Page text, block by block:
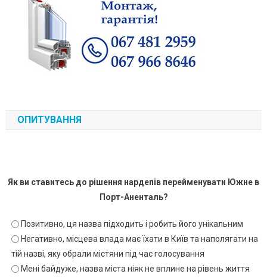
ОПИТУВАННЯ
Як ви ставитесь до рішення нардепів перейменувати Южне в
Порт-Аненталь?
Позитивно, ця назва підходить і робить його унікальним
Негативно, місцева влада має їхати в Київ та наполягати на
тій назві, яку обрали містяни під час голосування
Мені байдуже, назва міста ніяк не вплине на рівень життя